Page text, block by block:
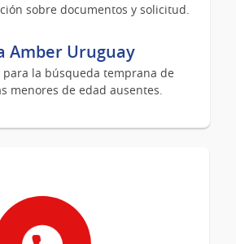
sobre documentos y solicitud.
Amber Uruguay
para la búsqueda temprana de
menores de edad ausentes.